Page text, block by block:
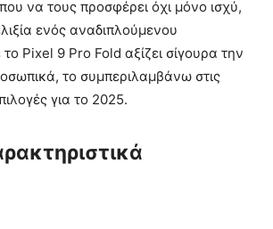
να τους προσφέρει όχι μόνο ισχύ,
ενός αναδιπλούμενου
Pixel 9 Pro Fold αξίζει σίγουρα την
το συμπεριλαμβάνω στις
για το 2025.